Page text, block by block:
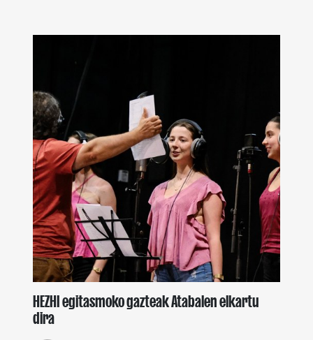
HEZHI egitasmoko gazteak Atabalen elkartu
dira